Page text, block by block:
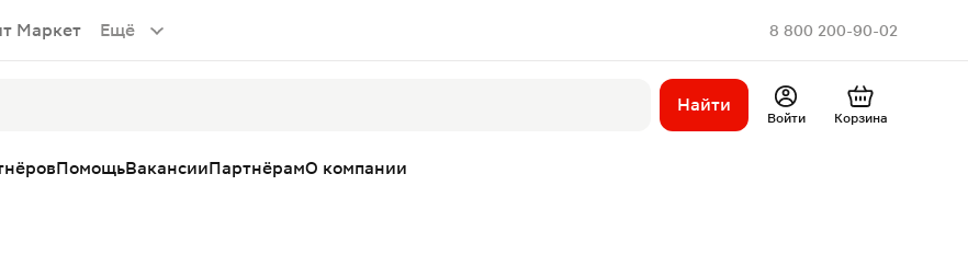
Маркет Ещё 8 800 200-90-02
Найти
Войти Корзина
ПомощьВакансииПартнёрамО компании